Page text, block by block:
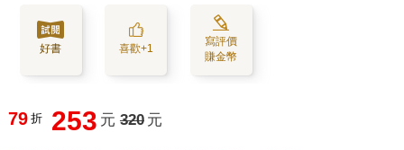
好書 喜歡+1
寫評價
賺金幣
79 折 253 元 320 元